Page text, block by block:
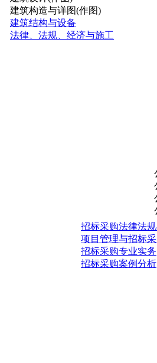
建筑构造与详图(作图)
建筑结构与设备
法律、法规、经济与施工
招标采购法律法
项目管理与招标
招标采购专业实务
招标采购案例分析